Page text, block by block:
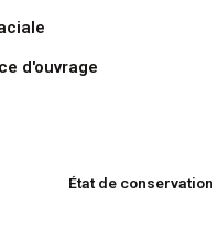
d'ouvrage
État de conservation